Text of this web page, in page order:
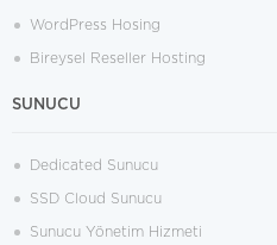
WordPress Hosing
Bireysel Reseller Hosting
SUNUCU
Dedicated Sunucu
SSD Cloud Sunucu
Sunucu Yönetim Hizmeti